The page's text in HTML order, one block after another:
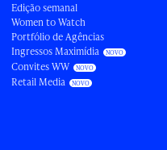
Edição semanal
Women to Watch
Portfólio de Agências
Ingressos Maximídia
Convites WW
Retail Media